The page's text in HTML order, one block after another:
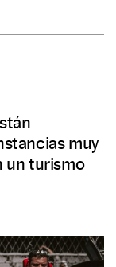
muy
un turismo